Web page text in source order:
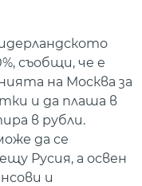
съобщи, че е
на Москва за
и да плаша в
в рубли.
да се
Русия, а освен
и